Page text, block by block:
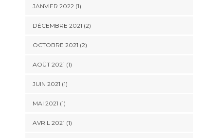
JANVIER 2022(1)
DÉCEMBRE 2021 (2)
OCTOBRE 2021 (2)
AOÛT 2021 (1)
JUIN 2021 (1)
MAI 2021 (1)
AVRIL 2021 (1)